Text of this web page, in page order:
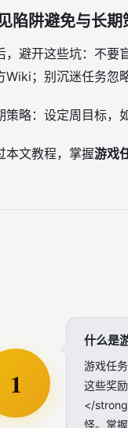
陷阱避免与长期
，避开这些坑：不要
Wiki；别沉迷任务忽
策略：设定周目标，
本文教程，掌握游戏
1
什么是
游戏任
这些奖
</
怪。掌